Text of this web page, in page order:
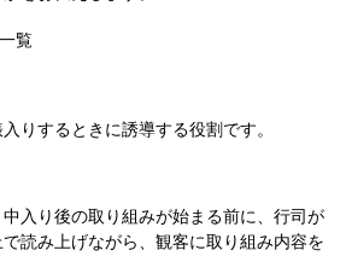
覧
りするときに誘導する役割です。
入り後の取り組みが始まる前に、行司が
読み上げながら、観客に取り組み内容を